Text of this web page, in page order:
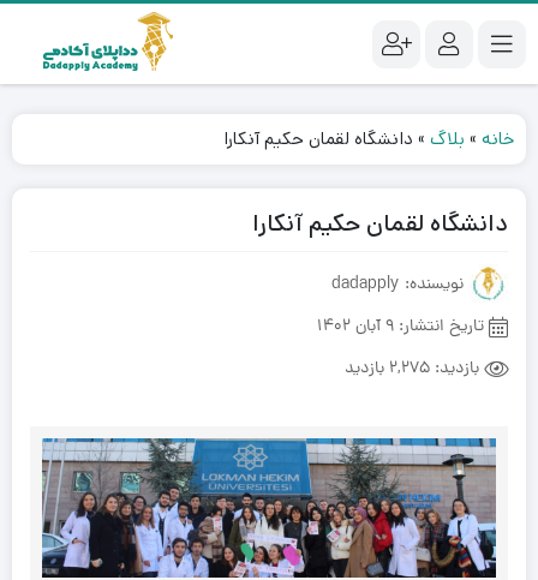
خانه » بلاگ » دانشگاه لقمان حکیم آنکارا
دانشگاه لقمان حکیم آنکارا
نویسنده: dadapply
تاریخ انتشار: 9 آبان 1402
بازدید: 2,275 بازدید